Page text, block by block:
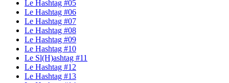
Le Hashtag #05
Le Hashtag #06
Le Hashtag #07
Le Hashtag #08
Le Hashtag #09
Le Hashtag #10
Le Sl(H)ashtag #11
Le Hashtag #12
Le Hashtag #13